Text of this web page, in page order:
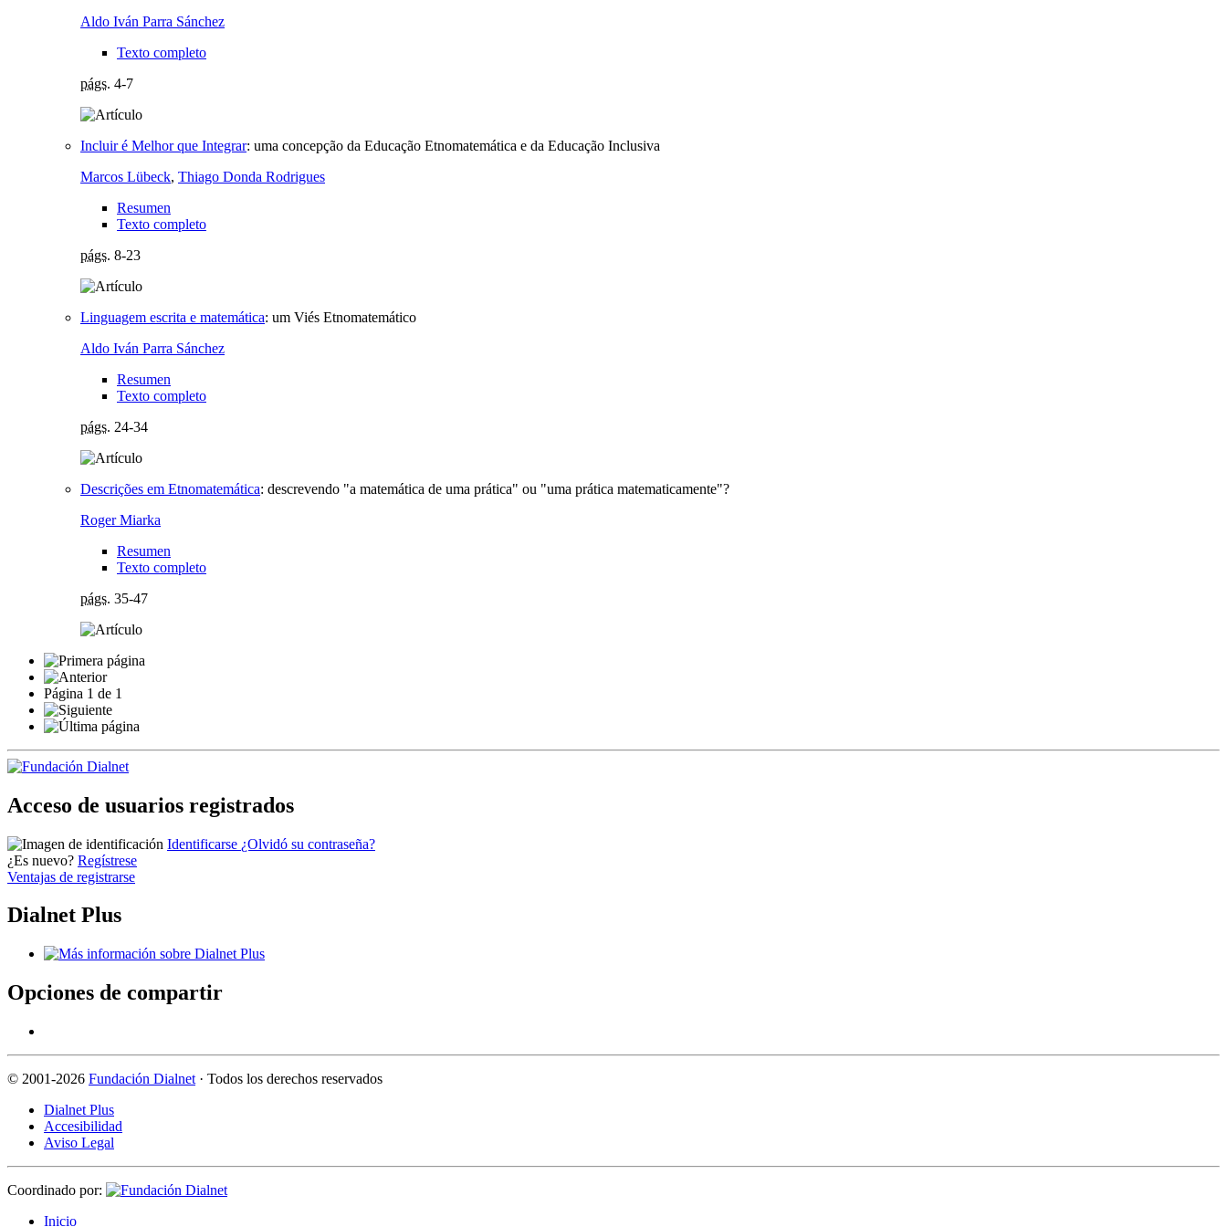
Aldo Iván Parra Sánchez
Texto completo
págs. 4-7
Incluir é Melhor que Integrar: uma concepção da Educação Etnomatemática e da Educação Inclusiva
Marcos Lübeck, Thiago Donda Rodrigues
Resumen
Texto completo
págs. 8-23
Linguagem escrita e matemática: um Viés Etnomatemático
Aldo Iván Parra Sánchez
Resumen
Texto completo
págs. 24-34
Descrições em Etnomatemática: descrevendo "a matemática de uma prática" ou "uma prática matematicamente"?
Roger Miarka
Resumen
Texto completo
págs. 35-47
Página 1 de 1
Acceso de usuarios registrados
Identificarse ¿Olvidó su contraseña?
¿Es nuevo? Regístrese
Ventajas de registrarse
Dialnet Plus
Opciones de compartir
© 2001-2026 Fundación Dialnet · Todos los derechos reservados
Dialnet Plus
Accesibilidad
Aviso Legal
Coordinado por:
Inicio